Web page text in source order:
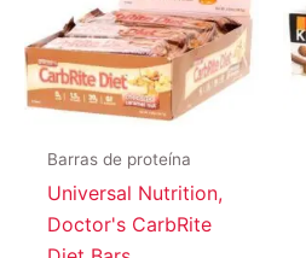
Barras de proteína
Universal Nutrition,
Doctor's CarbRite